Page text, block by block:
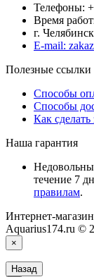
Телефоны:
Время
г.
E-mail:
Полезные ссылки
Способы
Способы
Как сделать
Наша гарантия
течение 7
правилам.
Интернет-
Aquarius174.ru ©
×
Назад